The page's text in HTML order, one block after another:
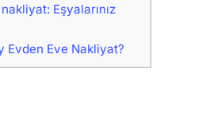
Eşyalarınız
Evden Eve Nakliyat?